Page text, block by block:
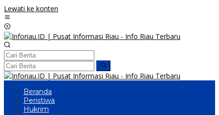
Lewati ke konten
Beranda
Peristiwa
Hukrim